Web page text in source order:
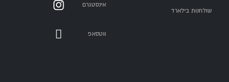
שולחנות בילארד
אינסטגרם
ווטסאפ